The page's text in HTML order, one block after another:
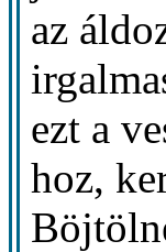
az
ezt a
hoz,